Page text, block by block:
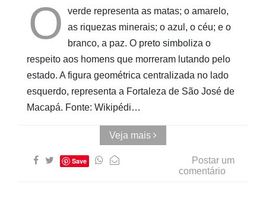
O
verde representa as matas; o amarelo,
as riquezas minerais; o azul, o céu; e o
branco, a paz. O preto simboliza o
respeito aos homens que morreram lutando pelo
estado. A figura geométrica centralizada no lado
esquerdo, representa a Fortaleza de São José de
Macapá. Fonte: Wikipédi…
Veja mais
Save
Postar um
comentário